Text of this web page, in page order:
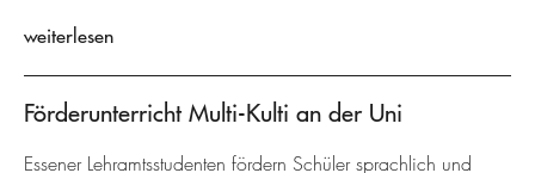
weiterlesen
Förderunterricht Multi-Kulti an der Uni
Essener Lehramtsstudenten fördern Schüler sprachlich und